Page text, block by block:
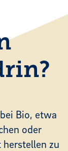
Bio, etwa
oder
zu